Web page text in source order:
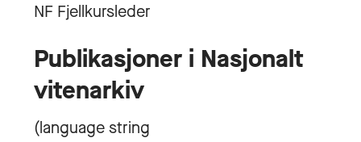
NF Fjellkursleder
Publikasjoner i Nasjonalt
vitenarkiv